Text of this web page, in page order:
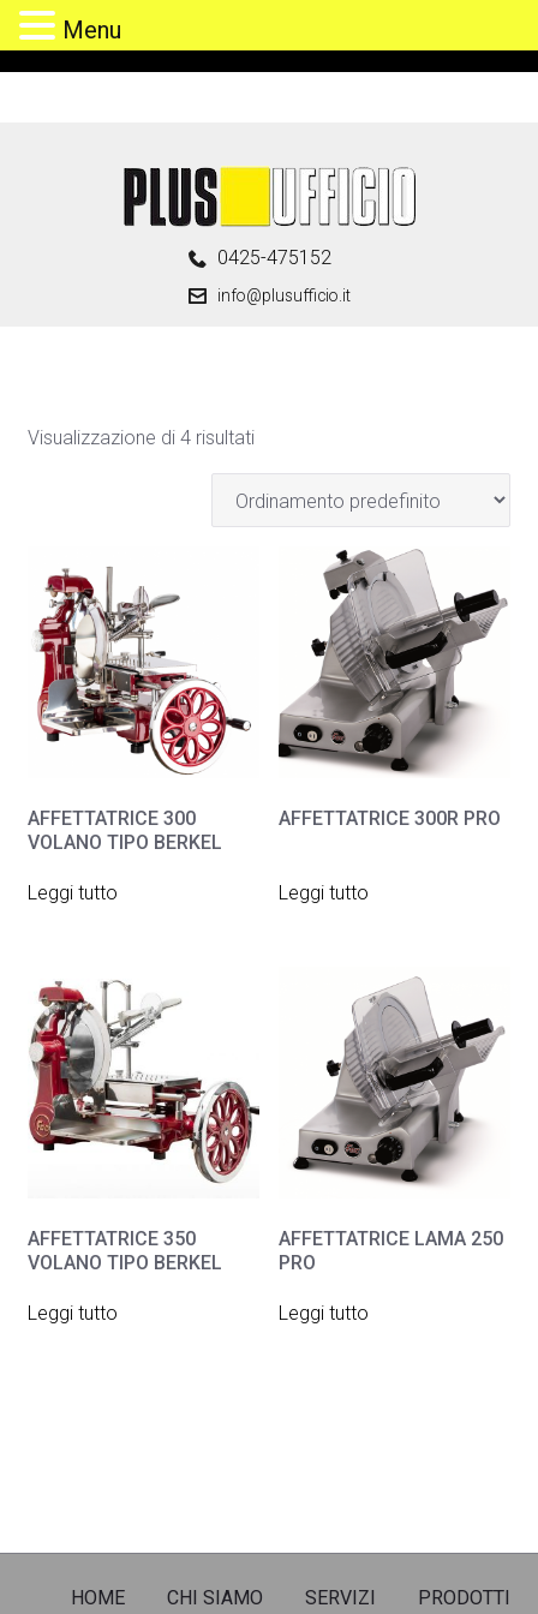
0425-475152
info@plusufficio.it
Visualizzazione di 4 risultati
AFFETTATRICE 300
VOLANO TIPO BERKEL
Leggi tutto
AFFETTATRICE 300R PRO
Leggi tutto
AFFETTATRICE 350
VOLANO TIPO BERKEL
Leggi tutto
AFFETTATRICE LAMA 250
PRO
Leggi tutto
HOME CHI SIAMO SERVIZI PRODOTTI
Menu